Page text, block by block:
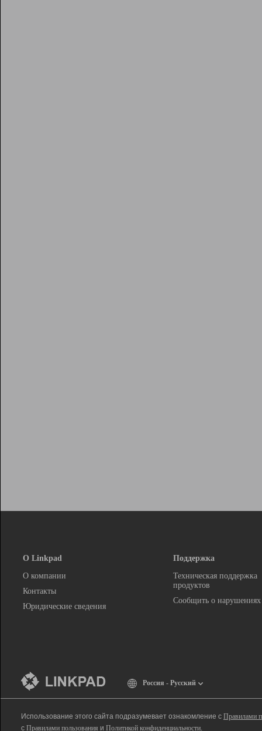
О Linkpad
О компании
Контакты
Юридические сведения
Поддержка
Техническая поддержка
продуктов
Сообщить о нарушениях
Россия - Русский
Использование этого сайта подразумевает ознакомление с Правилами
с Правилами пользования и Политикой конфиденциальности.